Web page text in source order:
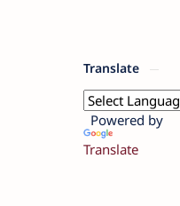
Translate
Powered by
Translate